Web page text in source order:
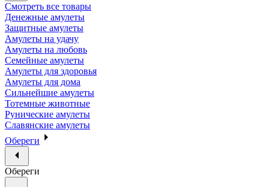
Смотреть все товары
Денежные амулеты
Защитные амулеты
Амулеты на удачу
Амулеты на любовь
Семейные амулеты
Амулеты для здоровья
Амулеты для дома
Сильнейшие амулеты
Тотемные животные
Рунические амулеты
Славянские амулеты
Обереги
Обереги